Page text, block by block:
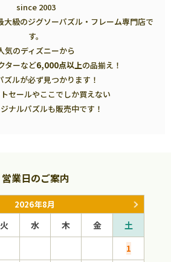
since 2003
大級のジグソーパズル・フレーム専門店で
す。
気のディズニーから
ターなど6,000点以上の品揃え！
ズルが必ず見つかります！
セールやここでしか買えない
ナルパズルも販売中です！
営業日のご案内
2026年8月
火 水 木 金
土
1